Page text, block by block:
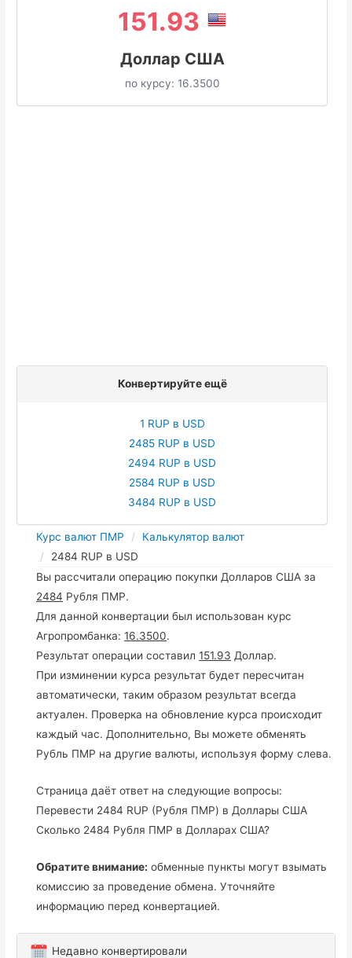
151.93
Доллар США
по курсу: 16.3500
Конвертируйте ещё
1 RUP в USD
2485 RUP в USD
2494 RUP в USD
2584 RUP в USD
3484 RUP в USD
Курс валют ПМР
Калькулятор валют
2484 RUP в USD
Вы рассчитали операцию покупки Долларов США за
2484 Рубля ПМР.
Для данной конвертации был использован курс
Агропромбанка:16.3500.
Результат операции составил151.93 Доллар.
При изминении курса результат будет пересчитан
автоматически, таким образом результат всегда
актуален. Проверка на обновление курса происходит
каждый час. Дополнительно, Вы можете обменять
Рубль ПМР на другие валюты, используя форму слева.
Страница даёт ответ на следующие вопросы:
Перевести 2484 RUP (Рубля ПМР) в Доллары США
Сколько 2484 Рубля ПМР в Долларах США?
Обратите внимание: обменные пункты могут взымать
комиссию за проведение обмена. Уточняйте
информацию перед конвертацией.
Недавно конвертировали